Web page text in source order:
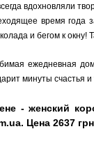
вдохновляли
время года
и бегом к окну!
ежедневная
минуты счастья
- женский
Цена 2637